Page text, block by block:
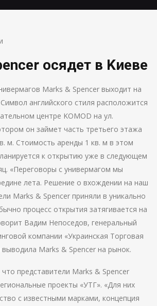
осядет в Kиеве
Marks & Spencer выходит на
английского стиля расположится
центре KOMOD на ул.
он займет часть третьего этажа
м. Стоимость аренды 1 кв. м в этом
к открытию уже в следующем
«Переговоры с универмагом мы
лета. Решение о вхождении на наш
Marks & Spencer приняли в уникально
процесс открытия затягивается на
Вадим Непоседов, генеральный
компании «Украинская Торговая
выводила Marks & Spencer на рынок.
представители Marks & Spencer
проекты «УТГ». «Для них
с известными марками, концепция